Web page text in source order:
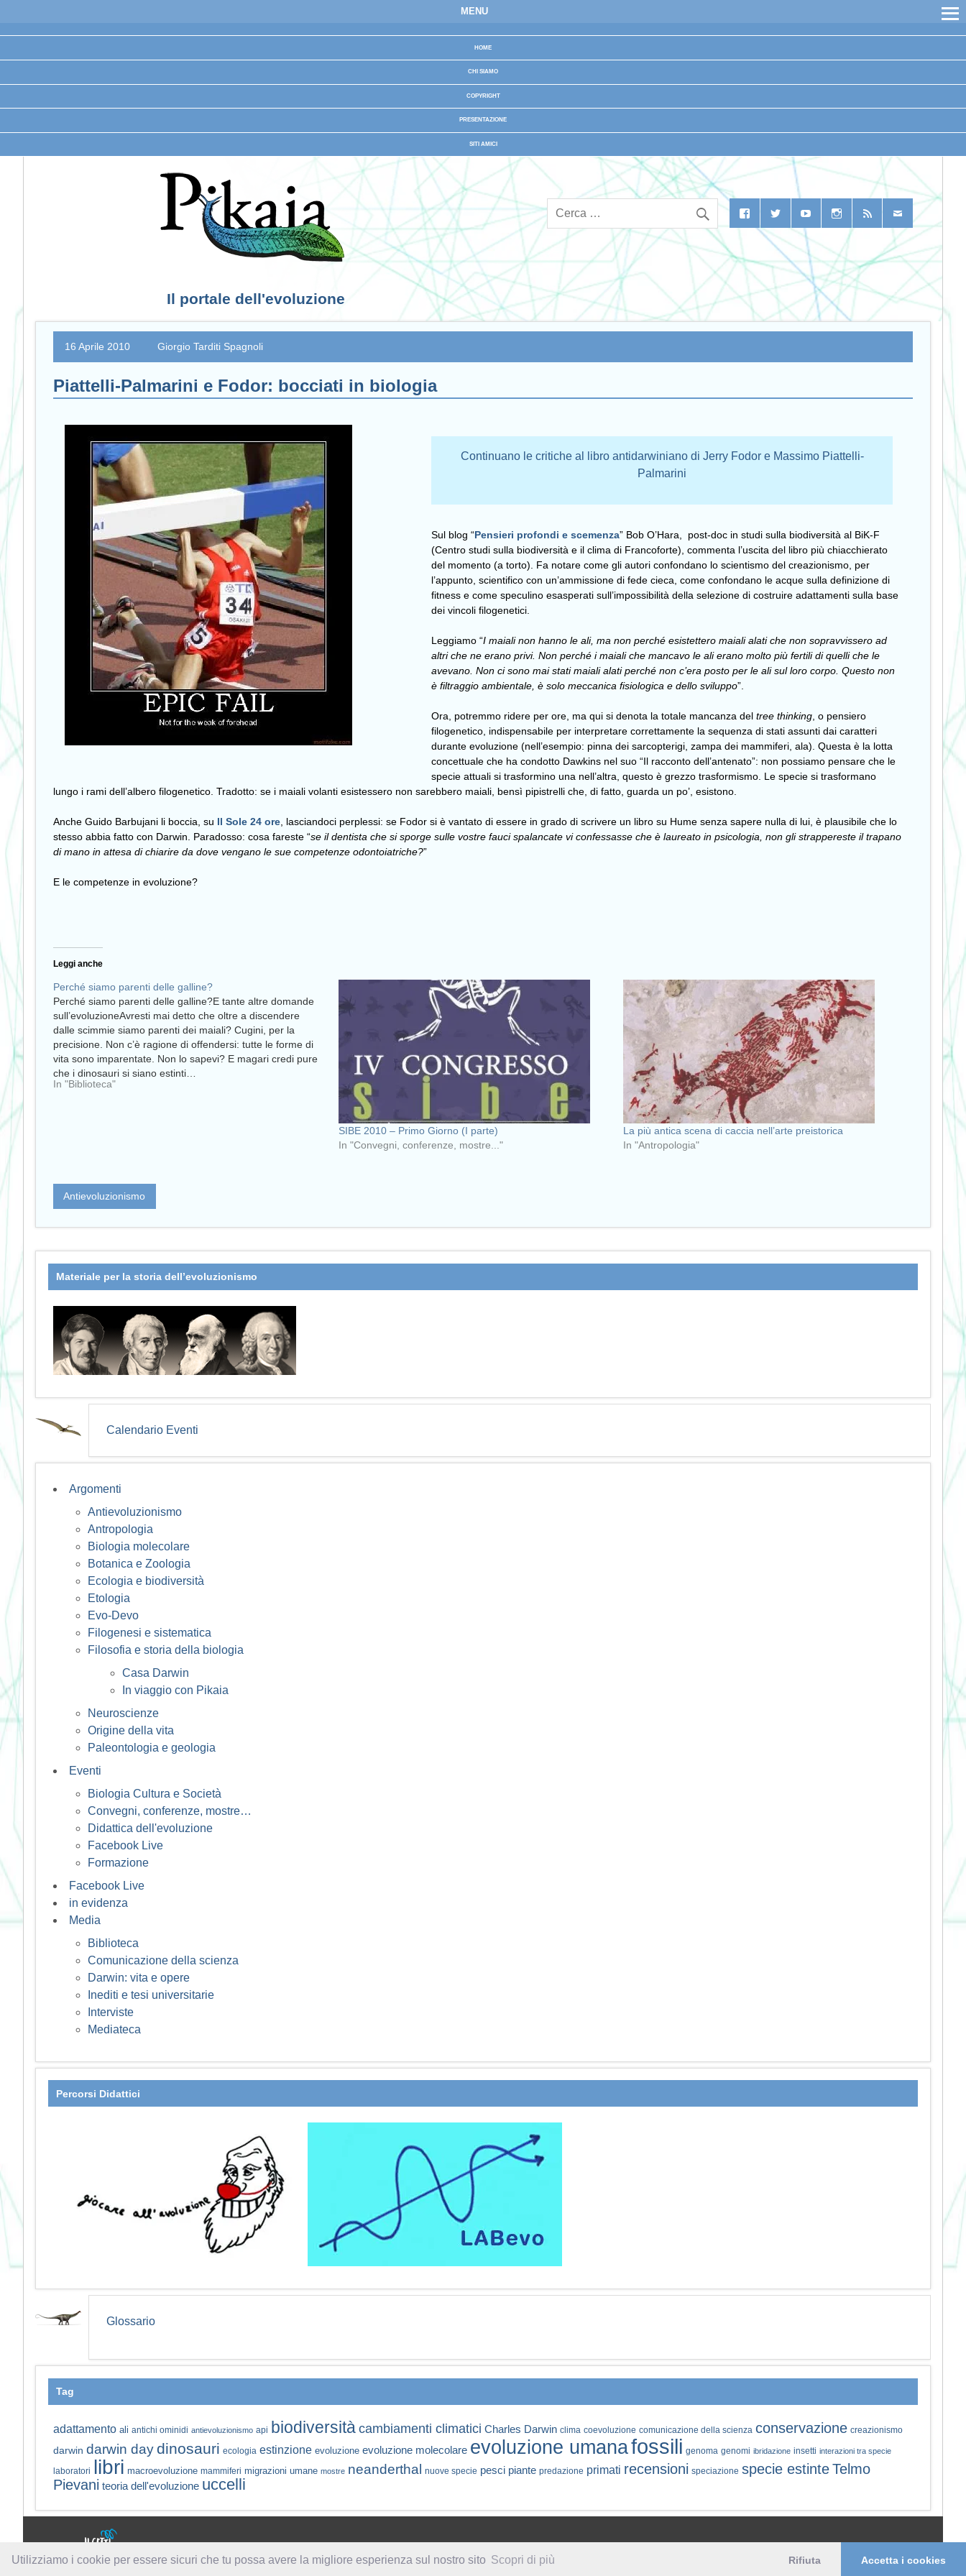
Utilizziamo i cookie per essere sicuri che tu possa avere la migliore esperienza sul nostro sito Scopri di più Rifiuta Accetta i cookies
MENU
HOME
CHI SIAMO
COPYRIGHT
PRESENTAZIONE
SITI AMICI
Il portale dell'evoluzione
16 Aprile 2010 Giorgio Tarditi Spagnoli
Piattelli-Palmarini e Fodor: bocciati in biologia
Continuano le critiche al libro antidarwiniano di Jerry Fodor e Massimo Piattelli-
Palmarini
Sul blog “Pensieri profondi e scemenza” Bob O’Hara, post-doc in studi sulla biodiversità al BiK-F
(Centro studi sulla biodiversità e il clima di Francoforte), commenta l’uscita del libro più chiacchierato
del momento (a torto). Fa notare come gli autori confondano lo scientismo del creazionismo, per
l’appunto, scientifico con un’ammissione di fede cieca, come confondano le acque sulla definizione di
fitness e come speculino esasperati sull’impossibilità della selezione di costruire adattamenti sulla base
dei vincoli filogenetici.
Leggiamo “I maiali non hanno le ali, ma non perché esistettero maiali alati che non sopravvissero ad
altri che ne erano privi. Non perché i maiali che mancavo le ali erano molto più fertili di quelli che le
avevano. Non ci sono mai stati maiali alati perché non c’era posto per le ali sul loro corpo. Questo non
è filtraggio ambientale, è solo meccanica fisiologica e dello sviluppo”.
Ora, potremmo ridere per ore, ma qui si denota la totale mancanza deltree thinking , o pensiero
filogenetico, indispensabile per interpretare correttamente la sequenza di stati assunti dai caratteri
durante evoluzione (nell’esempio: pinna dei sarcopterigi, zampa dei mammiferi, ala). Questa è la lotta
concettuale che ha condotto Dawkins nel suo “Il racconto dell’antenato”: non possiamo pensare che le
specie attuali si trasformino una nell’altra, questo è grezzo trasformismo. Le specie si trasformano
lungo i rami dell’albero filogenetico. Tradotto: se i maiali volanti esistessero non sarebbero maiali, bensì pipistrelli che, di fatto, guarda un po’, esistono.
Anche Guido Barbujani li boccia, su Il Sole 24 ore , lasciandoci perplessi: se Fodor si è vantato di essere in grado di scrivere un libro su Hume senza sapere nulla di lui, è plausibile che lo
stesso abbia fatto con Darwin. Paradosso: cosa fareste “se il dentista che si sporge sulle vostre fauci spalancate vi confessasse che è laureato in psicologia, non gli strappereste il trapano
di mano in attesa di chiarire da dove vengano le sue competenze odontoiatriche?”
E le competenze in evoluzione?
Leggi anche
Perché siamo parenti delle galline?
Perché siamo parenti delle galline?E tante altre domande
sull’evoluzioneAvresti mai detto che oltre a discendere
dalle scimmie siamo parenti dei maiali? Cugini, per la
precisione. Non c’è ragione di offendersi: tutte le forme di
vita sono imparentate. Non lo sapevi? E magari credi pure
che i dinosauri si siano estinti…
In "Biblioteca"
SIBE 2010 – Primo Giorno (I parte)
In "Convegni, conferenze, mostre..."
La più antica scena di caccia nell’arte preistorica
In "Antropologia"
Antievoluzionismo
Materiale per la storia dell’evoluzionismo
Calendario Eventi
Argomenti
Antievoluzionismo
Antropologia
Biologia molecolare
Botanica e Zoologia
Ecologia e biodiversità
Etologia
Evo-Devo
Filogenesi e sistematica
Filosofia e storia della biologia
Casa Darwin
In viaggio con Pikaia
Neuroscienze
Origine della vita
Paleontologia e geologia
Eventi
Biologia Cultura e Società
Convegni, conferenze, mostre…
Didattica dell'evoluzione
Facebook Live
Formazione
Facebook Live
in evidenza
Media
Biblioteca
Comunicazione della scienza
Darwin: vita e opere
Inediti e tesi universitarie
Interviste
Mediateca
Percorsi Didattici
Glossario
Tag
adattamento ali antichi ominidi antievoluzionismo api biodiversitàcambiamenti climatici Charles Darwin clima coevoluzione comunicazione della scienza conservazione creazionismo
darwin darwin daydinosauri ecologia estinzione evoluzione evoluzione molecolare evoluzione umanafossili genoma genomi ibridazione insetti interazioni tra specie
laboratori libri macroevoluzione mammiferi migrazioni umane mostre neanderthal nuove specie pesci piante predazione primati recensioni speciazione specie estinteTelmo
Pievani teoria dell'evoluzione uccelli